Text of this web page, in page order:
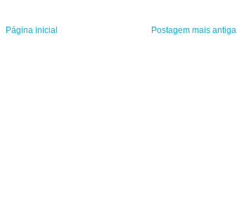
Postagem mais antiga
Página inicial